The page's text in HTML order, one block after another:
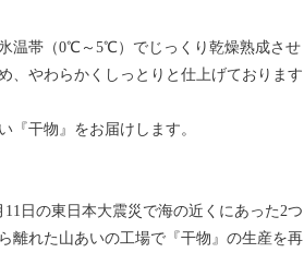
温帯（0℃～5℃）でじっくり乾燥熟成させ
、やわらかくしっとりと仕上げております
『干物』をお届けします。
日の東日本大震災で海の近くにあった2つ
離れた山あいの工場で『干物』の生産を再